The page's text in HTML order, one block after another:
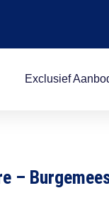
Exclusief
–